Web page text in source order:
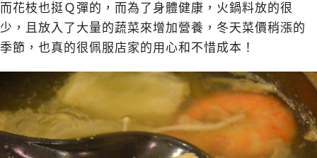
而花枝也挺Ｑ彈的，而為了身體健康，火鍋料放的很
少，且放入了大量的蔬菜來增加營養，冬天菜價稍漲的
季節，也真的很佩服店家的用心和不惜成本！